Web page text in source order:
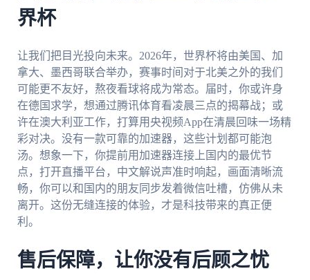
界杯
让我们把目光投向未来。2026年，世界杯将由美国、加
拿大、墨西哥联合举办，赛事时间对于北美之外的我们
可能更不友好，熬夜看球将成为常态。届时，你或许身
在德国求学，想通过腾讯体育看凌晨三点的揭幕战；或
许在澳大利亚工作，打算用央视频App在清晨回味一场精
彩对决。没有一款可靠的加速器，这些计划都可能泡
汤。想象一下，你提前用加速器连接上国内的最优节
点，打开直播平台，中文解说声准时响起，画面清晰流
畅，你可以和国内的朋友同步发着微信吐槽，仿佛从未
离开。这份无缝连接的体验，才是科技带来的真正便
利。
售后保障，让你没有后顾之忧